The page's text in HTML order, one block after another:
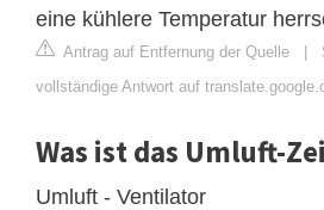
eine kühlere Temperatur
Antrag auf Entfernung der Quelle |
vollständige Antwort auf
Was ist das Umluft-
Umluft - Ventilator